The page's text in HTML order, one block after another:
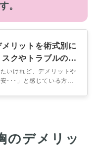
。
メリットを術式別に
クやトラブルの対
紹介
たいけれど、デメリットや
･･･」と感じている方も
のデメリッ